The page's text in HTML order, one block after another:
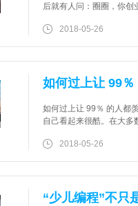
后就有人问：圈圈，你创
2018-05-26
如何过上让 99％
如何过上让 99％ 的人都
自己看起来很酷。在大多
2018-05-26
“少儿编程”不只